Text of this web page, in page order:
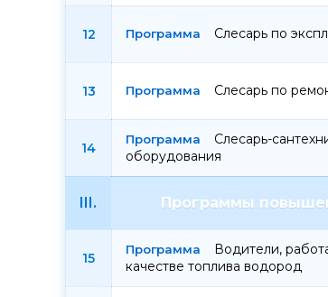
12 Слесарь по
13 Слесарь по
14
Слесарь-
оборудования
III. Программы
15
Водители,
качестве топлива водород